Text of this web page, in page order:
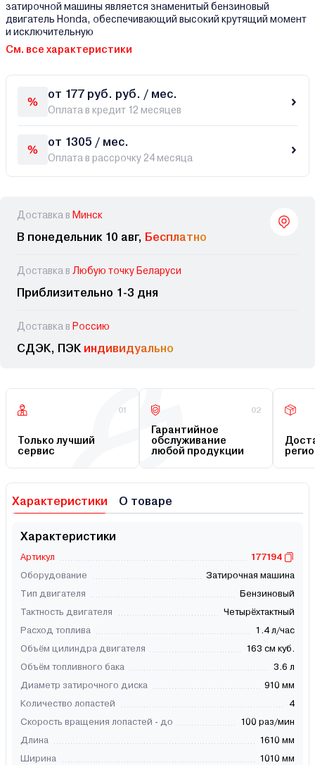
затирочной машины является знаменитый бензиновый
двигатель Honda, обеспечивающий высокий крутящий момент
и исключительную
См. все характеристики
от 177 руб. руб. / мес.
Оплата в кредит 12 месяцев
от 1305 / мес.
Оплата в рассрочку 24 месяца
Доставка в Минск
В понедельник 10 авг, Бесплатно
Доставка в Любую точку Беларуси
Приблизительно 1-3 дня
Доставка в Россию
СДЭК, ПЭК индивидуально
01
Только лучший
сервис
02
Гарантийное
обслуживание
любой продукции
Характеристики О товаре
Характеристики
Артикул
177194
Оборудование
Затирочная машина
Тип двигателя
Бензиновый
Тактность двигателя
Четырёхтактный
Расход топлива
1.4 л/час
Объём цилиндра двигателя
163 см куб.
Объём топливного бака
3.6 л
Диаметр затирочного диска
910 мм
Количество лопастей
4
Скорость вращения лопастей - до
100 раз/мин
Длина
1610 мм
Ширина
1010 мм